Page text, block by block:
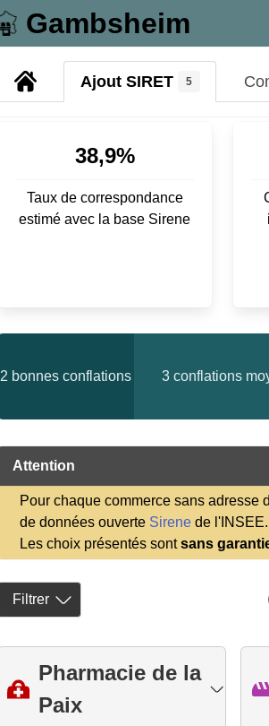
Gambsheim
Ajout SIRET 5
38,9%
Taux de correspondance
estimé avec la base Sirene
2 bonnes conflations 3 conflations
Attention
Pour chaque commerce sans adresse
de données ouverte Sirene de l'INSEE.
Les choix présentés sontsans
Filtrer
Pharmacie de la
Paix